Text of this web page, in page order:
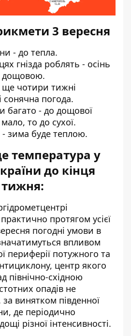
3 вересня
- до тепла.
гнізда роблять - осінь
дощовою.
чотири тижні
сонячна погода.
багато - до дощової
то до сухої.
зима буде теплою.
температура у
до кінця
тижня:
протягом усієї
погодні умови в
впливом
периферії потужного та
центр якого
північно-східною
опадів не
винятком південної
де періодично
різної інтенсивності.